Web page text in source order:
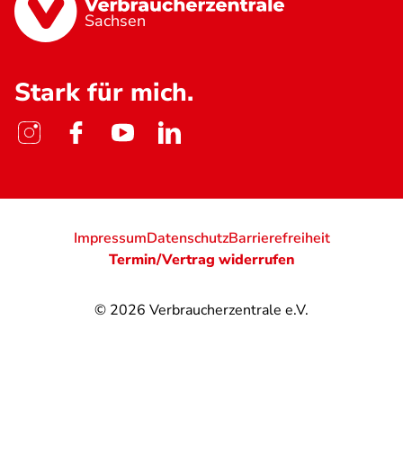
Sachsen
Stark für mich.
© 2026 Verbraucherzentrale e.V.
ImpressumDatenschutzBarrierefreiheit
Termin/Vertrag widerrufen